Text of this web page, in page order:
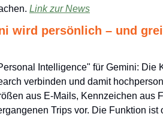
Link zur News
wird persönlich – und
Intelligence" für Gemini: Die
verbinden und damit
aus E-Mails, Kennzeichen aus
Trips vor. Die Funktion ist